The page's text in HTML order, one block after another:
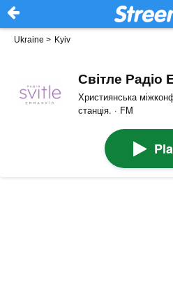
Ukraine > Kyiv
Світле Радіо
Християнська
станція. · FM